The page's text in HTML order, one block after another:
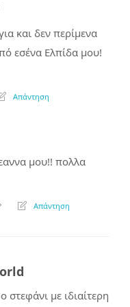
και δεν περίμενα
εσένα Ελπίδα μου!
Απάντηση
μου!! πολλα
Απάντηση
με ιδιαίτερη